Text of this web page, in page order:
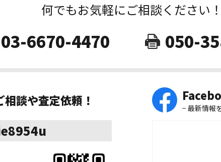
何でもお気軽にご相談ください！
03-6670-4470 050-
談や査定依頼！ − 最新情報